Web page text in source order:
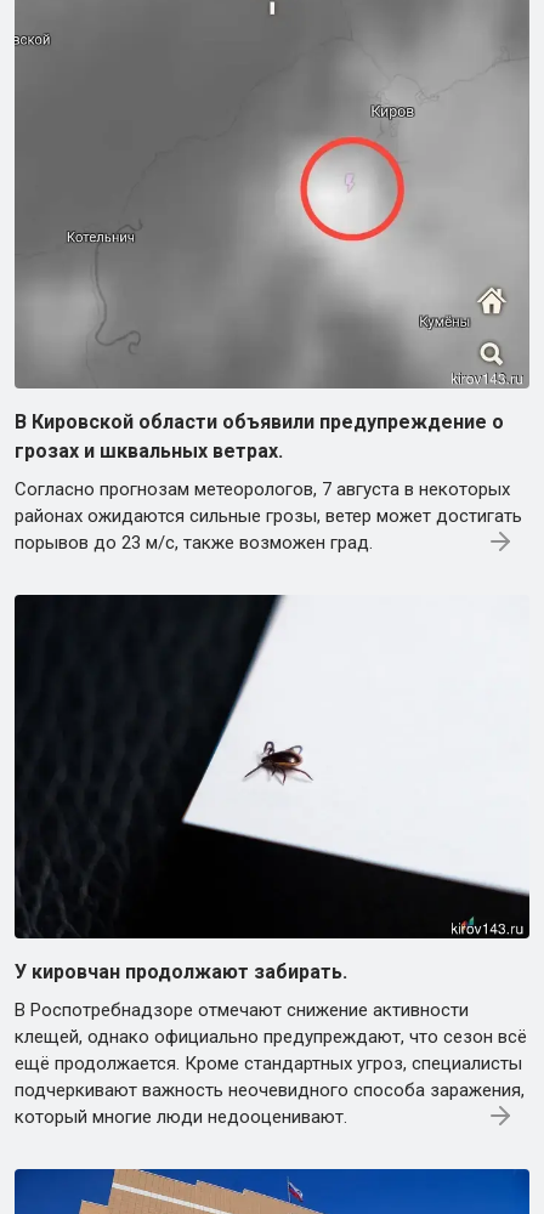
В Кировской области объявили предупреждение о
грозах и шквальных ветрах.
Согласно прогнозам метеорологов, 7 августа в некоторых
районах ожидаются сильные грозы, ветер может достигать
порывов до 23 м/с, также возможен град.
У кировчан продолжают забирать.
В Роспотребнадзоре отмечают снижение активности
клещей, однако официально предупреждают, что сезон всё
ещё продолжается. Кроме стандартных угроз, специалисты
подчеркивают важность неочевидного способа заражения,
который многие люди недооценивают.